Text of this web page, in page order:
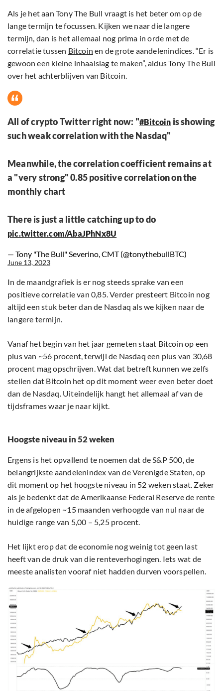
Als je het aan Tony The Bull vraagt is het beter om op de
lange termijn te focussen. Kijken we naar die langere
termijn, dan is het allemaal nog prima in orde met de
correlatie tussen Bitcoin en de grote aandelenindices. “Er is
gewoon een kleine inhaalslag te maken”, aldus Tony The Bull
over het achterblijven van Bitcoin.
All of crypto Twitter right now: "#Bitcoin is showing
such weak correlation with the Nasdaq"
Meanwhile, the correlation coefficient remains at
a "very strong" 0.85 positive correlation on the
monthly chart
There is just a little catching up to do
pic.twitter.com/AbaJPhNx8U
— Tony "The Bull" Severino, CMT (@tonythebullBTC)
June 13, 2023
In de maandgrafiek is er nog steeds sprake van een
positieve correlatie van 0,85. Verder presteert Bitcoin nog
altijd een stuk beter dan de Nasdaq als we kijken naar de
langere termijn.
Vanaf het begin van het jaar gemeten staat Bitcoin op een
plus van ~56 procent, terwijl de Nasdaq een plus van 30,68
procent mag opschrijven. Wat dat betreft kunnen we zelfs
stellen dat Bitcoin het op dit moment weer even beter doet
dan de Nasdaq. Uiteindelijk hangt het allemaal af van de
tijdsframes waar je naar kijkt.
Hoogste niveau in 52 weken
Ergens is het opvallend te noemen dat de S&P 500, de
belangrijkste aandelenindex van de Verenigde Staten, op
dit moment op het hoogste niveau in 52 weken staat. Zeker
als je bedenkt dat de Amerikaanse Federal Reserve de rente
in de afgelopen ~15 maanden verhoogde van nul naar de
huidige range van 5,00 – 5,25 procent.
Het lijkt erop dat de economie nog weinig tot geen last
heeft van de druk van die renteverhogingen. Iets wat de
meeste analisten vooraf niet hadden durven voorspellen.